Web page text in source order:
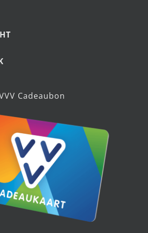
Cadeaubon